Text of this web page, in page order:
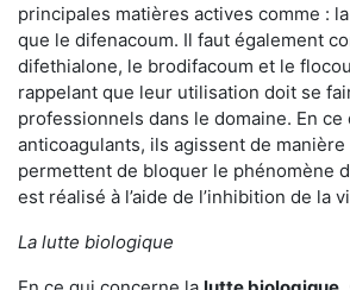
principales matières actives comme :
que le difenacoum. Il faut également
difethialone, le brodifacoum et le
rappelant que leur utilisation doit se
professionnels dans le domaine. En
anticoagulants, ils agissent de
permettent de bloquer le phénomène
est réalisé à l’aide de l’inhibition de la
La lutte biologique